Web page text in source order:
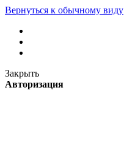
Вернуться к обычному виду
Закрыть
Авторизация